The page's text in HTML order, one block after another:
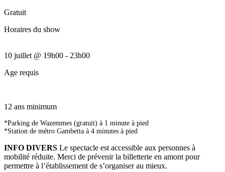
Gratuit
Horaires du show
10 juillet @ 19h00 - 23h00
Age requis
12 ans minimum
*Parking de Wazemmes (gratuit) à 1 minute à pied
*Station de métro Gambetta à 4 minutes à pied
INFO DIVERS Le spectacle est accessible aux personnes à
mobilité réduite. Merci de prévenir la billetterie en amont pour
permettre à l’établissement de s’organiser au mieux.